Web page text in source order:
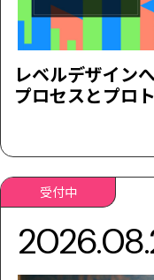
レベルデザイン
プロセスとプロ
受付中